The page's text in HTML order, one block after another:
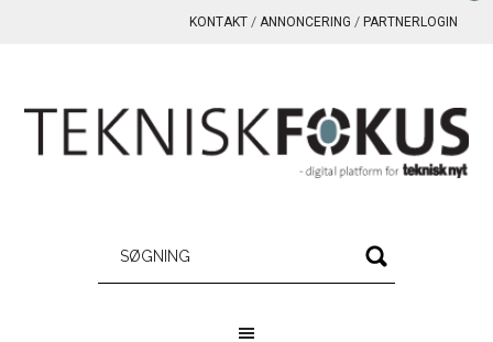
KONTAKT ANNONCERING PARTNERLOGIN